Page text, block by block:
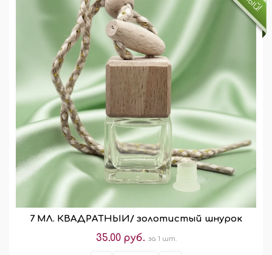
7 МЛ. КВАДРАТНЫЙ/ золотистый шнурок
35.00 руб. за 1 шт.